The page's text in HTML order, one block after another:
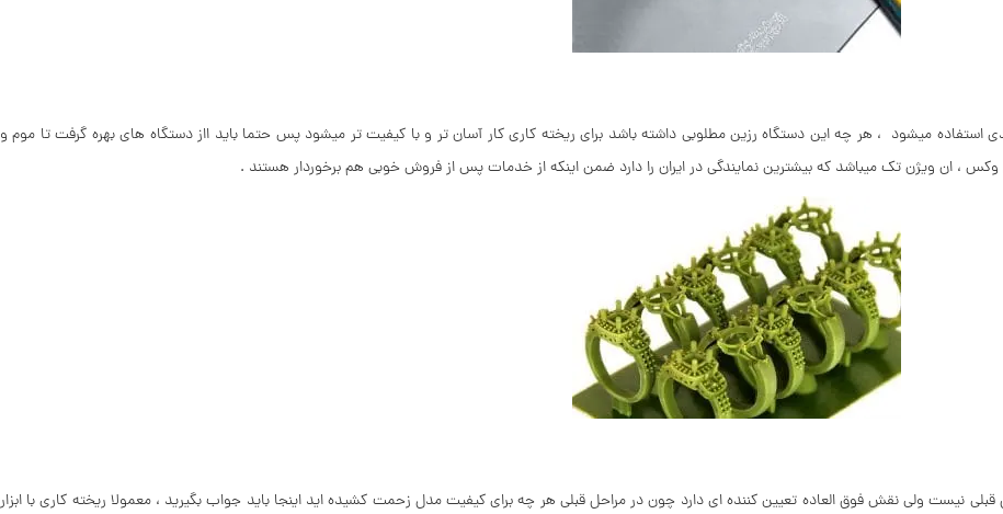
طراحی نوبت به قالب سازی میرسد در این جا از دستگاه های پرینتر ۳ بعدی استفاده میشود ، هر چه این دستگاه رزین مطلوبی داشته باشد برای ریخته کاری کار آسان تر و با کیفیت تر میشود پس حتما باید ااز دستگاه های بهره گرفت تا موم و
وکس ، ان ویژن تک میباشد که بیشترین نمایندگی در ایران را دارد ضمن اینکه از خدمات پس از فروش خوبی هم برخوردار هستند .
نیست ولی نقش فوق العاده تعیین کننده ای دارد چون در مراحل قبلی هر چه برای کیفیت مدل زحمت کشیده اید اینجا باید جواب بگیرید ، معمولا ریخته کاری با ابزار